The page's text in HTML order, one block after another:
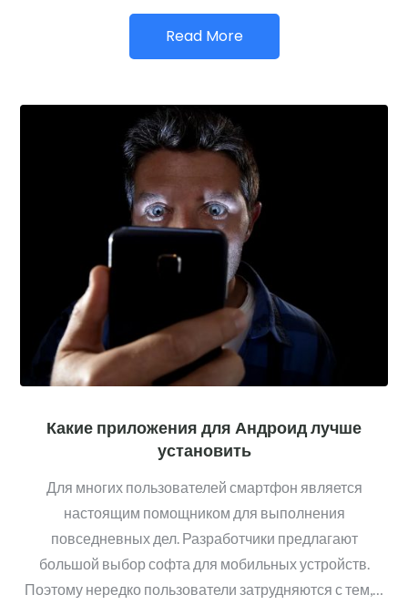
Read More
Какие приложения для Андроид лучше
установить
Для многих пользователей смартфон является
настоящим помощником для выполнения
повседневных дел. Разработчики предлагают
большой выбор софта для мобильных устройств.
Поэтому нередко пользователи затрудняются с тем,…